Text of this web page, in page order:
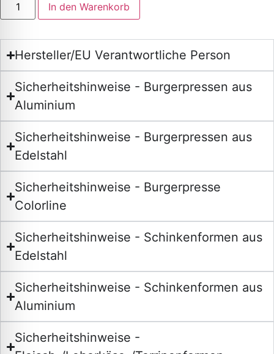
In den Warenkorb
Hersteller/EU Verantwortliche Person
Sicherheitshinweise - Burgerpressen aus
Aluminium
Sicherheitshinweise - Burgerpressen aus
Edelstahl
Sicherheitshinweise - Burgerpresse
Colorline
Sicherheitshinweise - Schinkenformen aus
Edelstahl
Sicherheitshinweise - Schinkenformen aus
Aluminium
Sicherheitshinweise -